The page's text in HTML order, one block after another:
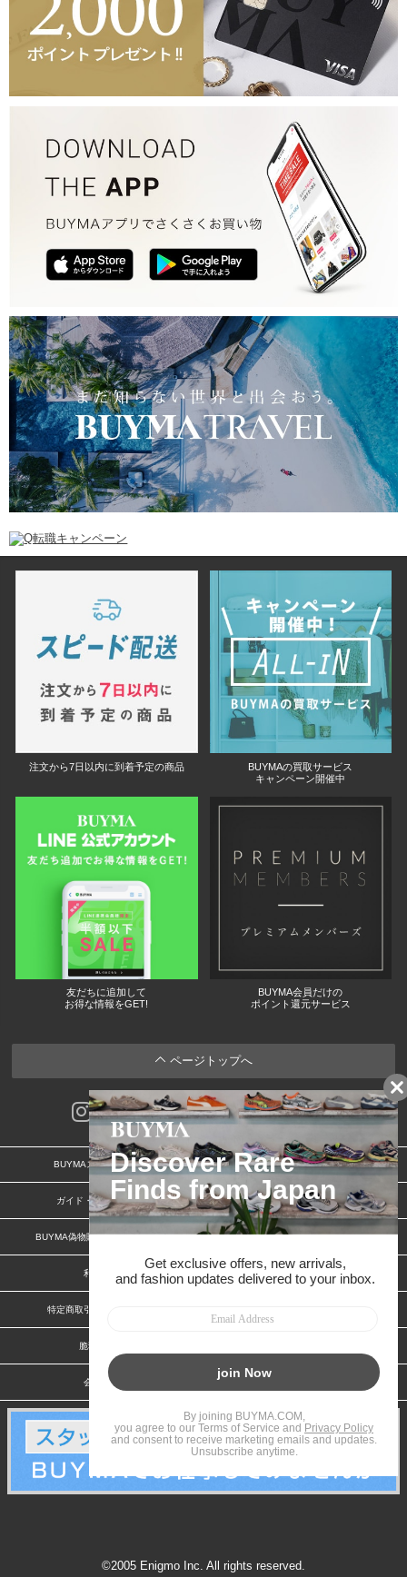
注文から7日以内に到着予定の商品
BUYMAの買取サービス
キャンペーン開催中
友だちに追加して
お得な情報をGET!
BUYMA会員だけの
ポイント還元サービス
ページトップへ
BUYMAスタートガイド 安心への取り組み
ガイド・お問い合わせ かんたん購入ガイド
BUYMA偽物販売防止の取り組み BUYMA CARD
利用規約 プライバシー
特定商取引法に関する表記
脆弱性報告
会社案内
©2005 Enigmo Inc. All rights reserved.